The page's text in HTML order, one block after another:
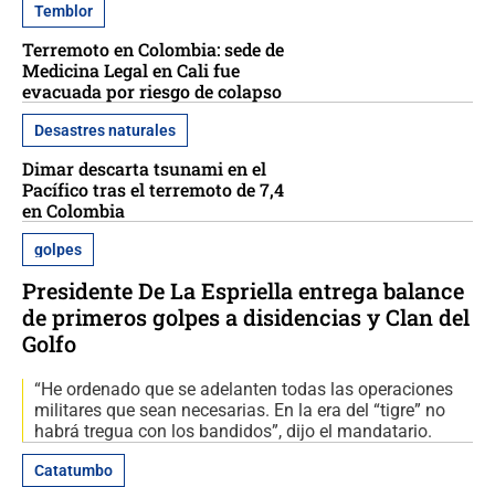
Temblor
Terremoto en Colombia: sede de
Medicina Legal en Cali fue
evacuada por riesgo de colapso
Desastres naturales
Dimar descarta tsunami en el
Pacífico tras el terremoto de 7,4
en Colombia
golpes
Presidente De La Espriella entrega balance
de primeros golpes a disidencias y Clan del
Golfo
“He ordenado que se adelanten todas las operaciones
militares que sean necesarias. En la era del “tigre” no
habrá tregua con los bandidos”, dijo el mandatario.
Catatumbo